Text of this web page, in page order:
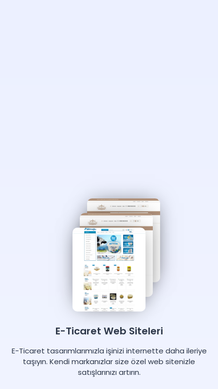
E-Ticaret Web Siteleri
E-Ticaret tasarımlarımızla işinizi internette daha ileriye
taşıyın. Kendi markanızlar size özel web sitenizle
satışlarınızı artırın.